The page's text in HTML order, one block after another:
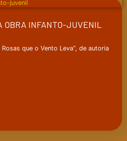
OBRA INFANTO-JUVENIL
que o Vento Leva”, de autoria